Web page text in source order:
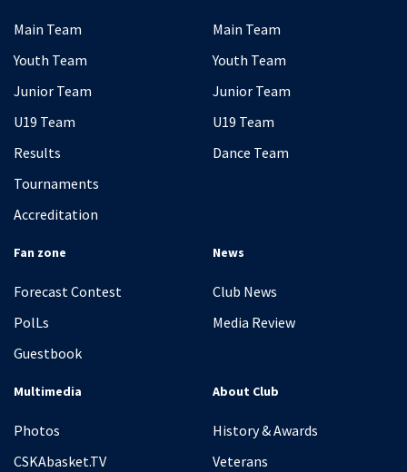
Main Team
Youth Team
Junior Team
U19 Team
Results
Tournaments
Accreditation
Main Team
Youth Team
Junior Team
U19 Team
Dance Team
Fan zone
Forecast Contest
PolLs
Guestbook
News
Club News
Media Review
Multimedia
Photos
CSKAbasket.TV
About Club
History & Awards
Veterans